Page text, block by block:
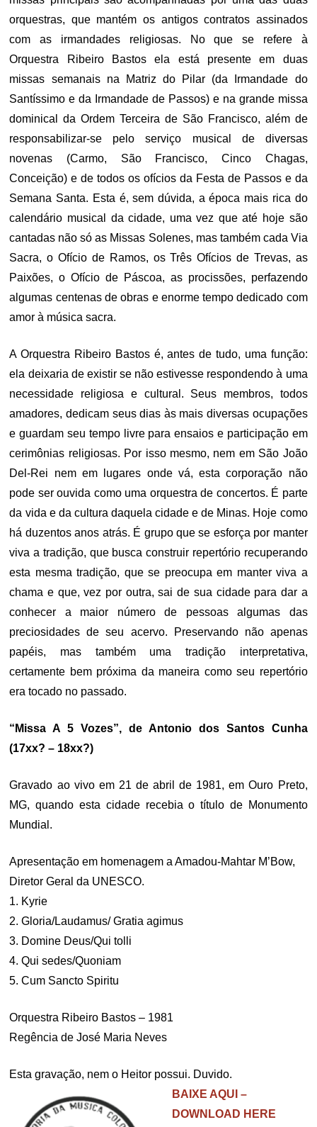
orquestras, que mantém os antigos contratos assinados
com as irmandades religiosas. No que se refere à
Orquestra Ribeiro Bastos ela está presente em duas
missas semanais na Matriz do Pilar (da Irmandade do
Santíssimo e da Irmandade de Passos) e na grande missa
dominical da Ordem Terceira de São Francisco, além de
responsabilizar-se pelo serviço musical de diversas
novenas (Carmo, São Francisco, Cinco Chagas,
Conceição) e de todos os ofícios da Festa de Passos e da
Semana Santa. Esta é, sem dúvida, a época mais rica do
calendário musical da cidade, uma vez que até hoje são
cantadas não só as Missas Solenes, mas também cada Via
Sacra, o Ofício de Ramos, os Três Ofícios de Trevas, as
Paixões, o Ofício de Páscoa, as procissões, perfazendo
algumas centenas de obras e enorme tempo dedicado com
amor à música sacra.
A Orquestra Ribeiro Bastos é, antes de tudo, uma função:
ela deixaria de existir se não estivesse respondendo à uma
necessidade religiosa e cultural. Seus membros, todos
amadores, dedicam seus dias às mais diversas ocupações
e guardam seu tempo livre para ensaios e participação em
cerimônias religiosas. Por isso mesmo, nem em São João
Del-Rei nem em lugares onde vá, esta corporação não
pode ser ouvida como uma orquestra de concertos. É parte
da vida e da cultura daquela cidade e de Minas. Hoje como
há duzentos anos atrás. É grupo que se esforça por manter
viva a tradição, que busca construir repertório recuperando
esta mesma tradição, que se preocupa em manter viva a
chama e que, vez por outra, sai de sua cidade para dar a
conhecer a maior número de pessoas algumas das
preciosidades de seu acervo. Preservando não apenas
papéis, mas também uma tradição interpretativa,
certamente bem próxima da maneira como seu repertório
era tocado no passado.
“Missa A 5 Vozes”, de Antonio dos Santos Cunha
(17xx? – 18xx?)
Gravado ao vivo em 21 de abril de 1981, em Ouro Preto,
MG, quando esta cidade recebia o título de Monumento
Mundial.
Apresentação em homenagem a Amadou-Mahtar M’Bow,
Diretor Geral da UNESCO.
1. Kyrie
2. Gloria/Laudamus/ Gratia agimus
3. Domine Deus/Qui tolli
4. Qui sedes/Quoniam
5. Cum Sancto Spiritu
Orquestra Ribeiro Bastos – 1981
Regência de José Maria Neves
Esta gravação, nem o Heitor possui. Duvido.
BAIXE AQUI –
DOWNLOAD HERE